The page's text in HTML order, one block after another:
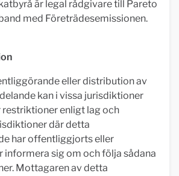
är legal rådgivare till Pareto
med Företrädesemissionen.
eller distribution av
kan i vissa jurisdiktioner
enligt lag och
där detta
har offentliggjorts eller
informera sig om och följa sådana
Mottagaren av detta